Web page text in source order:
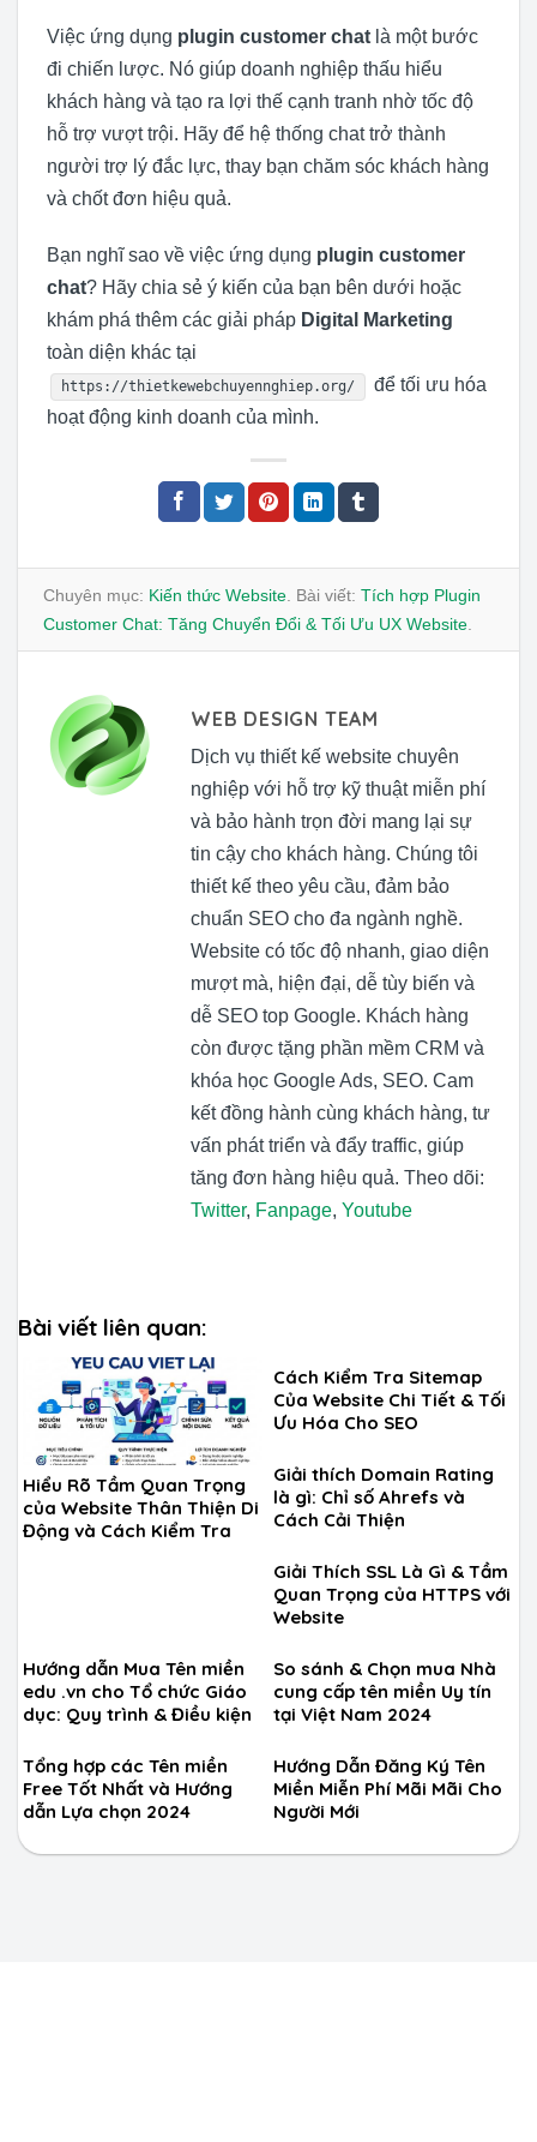
Việc ứng dụng plugin customer chat là một bước
đi chiến lược. Nó giúp doanh nghiệp thấu hiểu
khách hàng và tạo ra lợi thế cạnh tranh nhờ tốc độ
hỗ trợ vượt trội. Hãy để hệ thống chat trở thành
người trợ lý đắc lực, thay bạn chăm sóc khách hàng
và chốt đơn hiệu quả.
Bạn nghĩ sao về việc ứng dụng plugin customer
chat? Hãy chia sẻ ý kiến của bạn bên dưới hoặc
khám phá thêm các giải pháp Digital Marketing
toàn diện khác tại
https://thietkewebchuyennghiep.org/
để tối ưu hóa
hoạt động kinh doanh của mình.
Chuyên mục: Kiến thức Website . Bài viết: Tích hợp Plugin
Customer Chat: Tăng Chuyển Đổi & Tối Ưu UX Website
WEB DESIGN TEAM
Dịch vụ thiết kế website chuyên
nghiệp với hỗ trợ kỹ thuật miễn phí
và bảo hành trọn đời mang lại sự
tin cậy cho khách hàng. Chúng tôi
thiết kế theo yêu cầu, đảm bảo
chuẩn SEO cho đa ngành nghề.
Website có tốc độ nhanh, giao diện
mượt mà, hiện đại, dễ tùy biến và
dễ SEO top Google. Khách hàng
còn được tặng phần mềm CRM và
khóa học Google Ads, SEO. Cam
kết đồng hành cùng khách hàng, tư
vấn phát triển và đẩy traffic, giúp
tăng đơn hàng hiệu quả. Theo dõi:
Twitter, Fanpage, Youtube
Bài viết liên quan:
Hiểu Rõ Tầm Quan Trọng
của Website Thân Thiện Di
Động và Cách Kiểm Tra
Cách Kiểm Tra Sitemap
Của Website Chi Tiết & Tối
Ưu Hóa Cho SEO
Giải thích Domain Rating
là gì: Chỉ số Ahrefs và
Cách Cải Thiện
Giải Thích SSL Là Gì & Tầm
Quan Trọng của HTTPS với
Website
Hướng dẫn Mua Tên miền
edu .vn cho Tổ chức Giáo
dục: Quy trình & Điều kiện
So sánh & Chọn mua Nhà
cung cấp tên miền Uy tín
tại Việt Nam 2024
Tổng hợp các Tên miền
Free Tốt Nhất và Hướng
dẫn Lựa chọn 2024
Hướng Dẫn Đăng Ký Tên
Miền Miễn Phí Mãi Mãi Cho
Người Mới